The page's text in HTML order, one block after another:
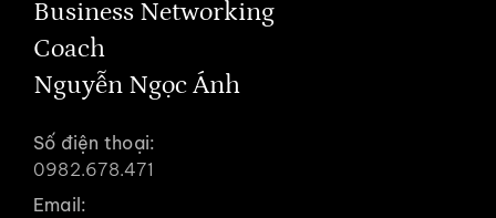
Business Networking
Coach
Nguyễn Ngọc Ánh
Số điện thoại:
0982.678.471
Email: